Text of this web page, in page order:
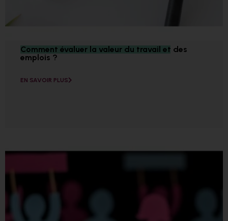
Comment évaluer la valeur du travail et des
emplois ?
EN SAVOIR PLUS